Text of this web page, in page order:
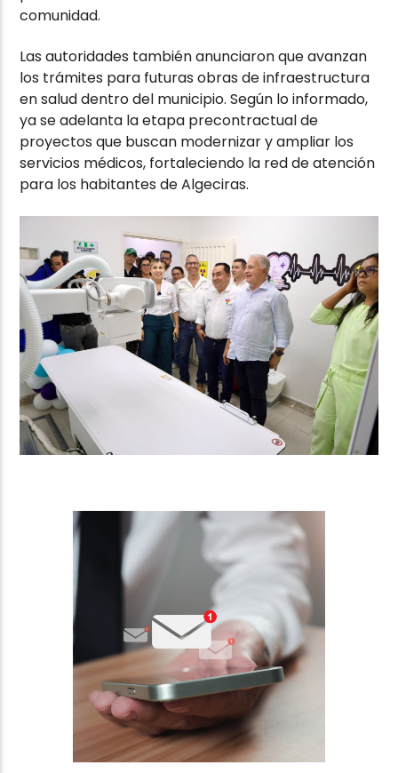
comunidad.
Las autoridades también anunciaron que avanzan
los trámites para futuras obras de infraestructura
en salud dentro del municipio. Según lo informado,
ya se adelanta la etapa precontractual de
proyectos que buscan modernizar y ampliar los
servicios médicos, fortaleciendo la red de atención
para los habitantes de Algeciras.